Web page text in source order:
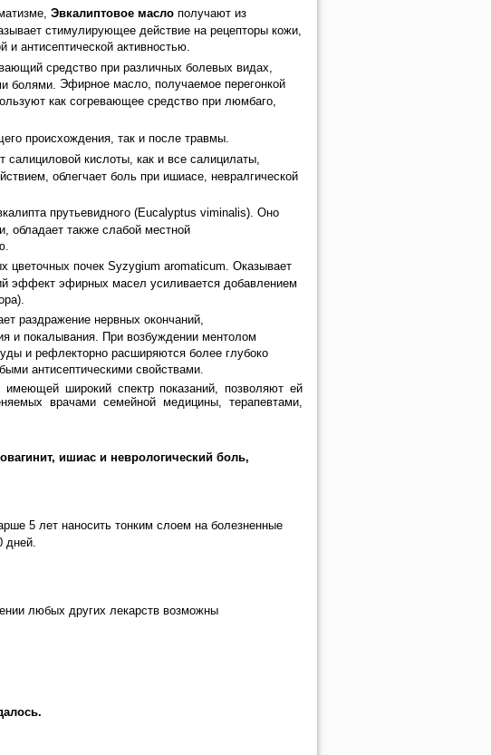
Эвкалиптовое масло получают из
стимулирующее действие на рецепторы кожи,
и антисептической активностью.
средство при различных болевых видах,
болями. Эфирное масло, получаемое перегонкой
как согревающее средство при люмбаго,
происхождения, так и после травмы.
кислоты, как и все салицилаты,
облегчает боль при ишиасе, невралгической
прутьевидного (Eucalyptus viminalis). Оно
обладает также слабой местной
цветочных почек Syzygium aromaticum. Оказывает
эффект эфирных масел усиливается добавлением
раздражение нервных окончаний,
и покалывания. При возбуждении ментолом
и рефлекторно расширяются более глубоко
антисептическими свойствами.
широкий спектр показаний, позволяют ей
врачами семейной медицины, терапевтами,
ишиас и неврологический боль,
5 лет наносить тонким слоем на болезненные
дней.
любых других лекарств возможны